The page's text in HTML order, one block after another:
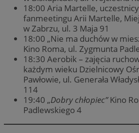
18:00 Aria Martelle,
fanmeetingu Arii Martelle,
w Zabrzu, ul. 3 Maja 91
18:00 „Nie ma duchów w
Kino Roma, ul. Zygmunta
18:30 Aerobik – zajęcia
każdym wieku Dzielnicowy
Pawłowie, ul. Generała
114
19:40 „Dobry chłopiec”Kino
Padlewskiego 4